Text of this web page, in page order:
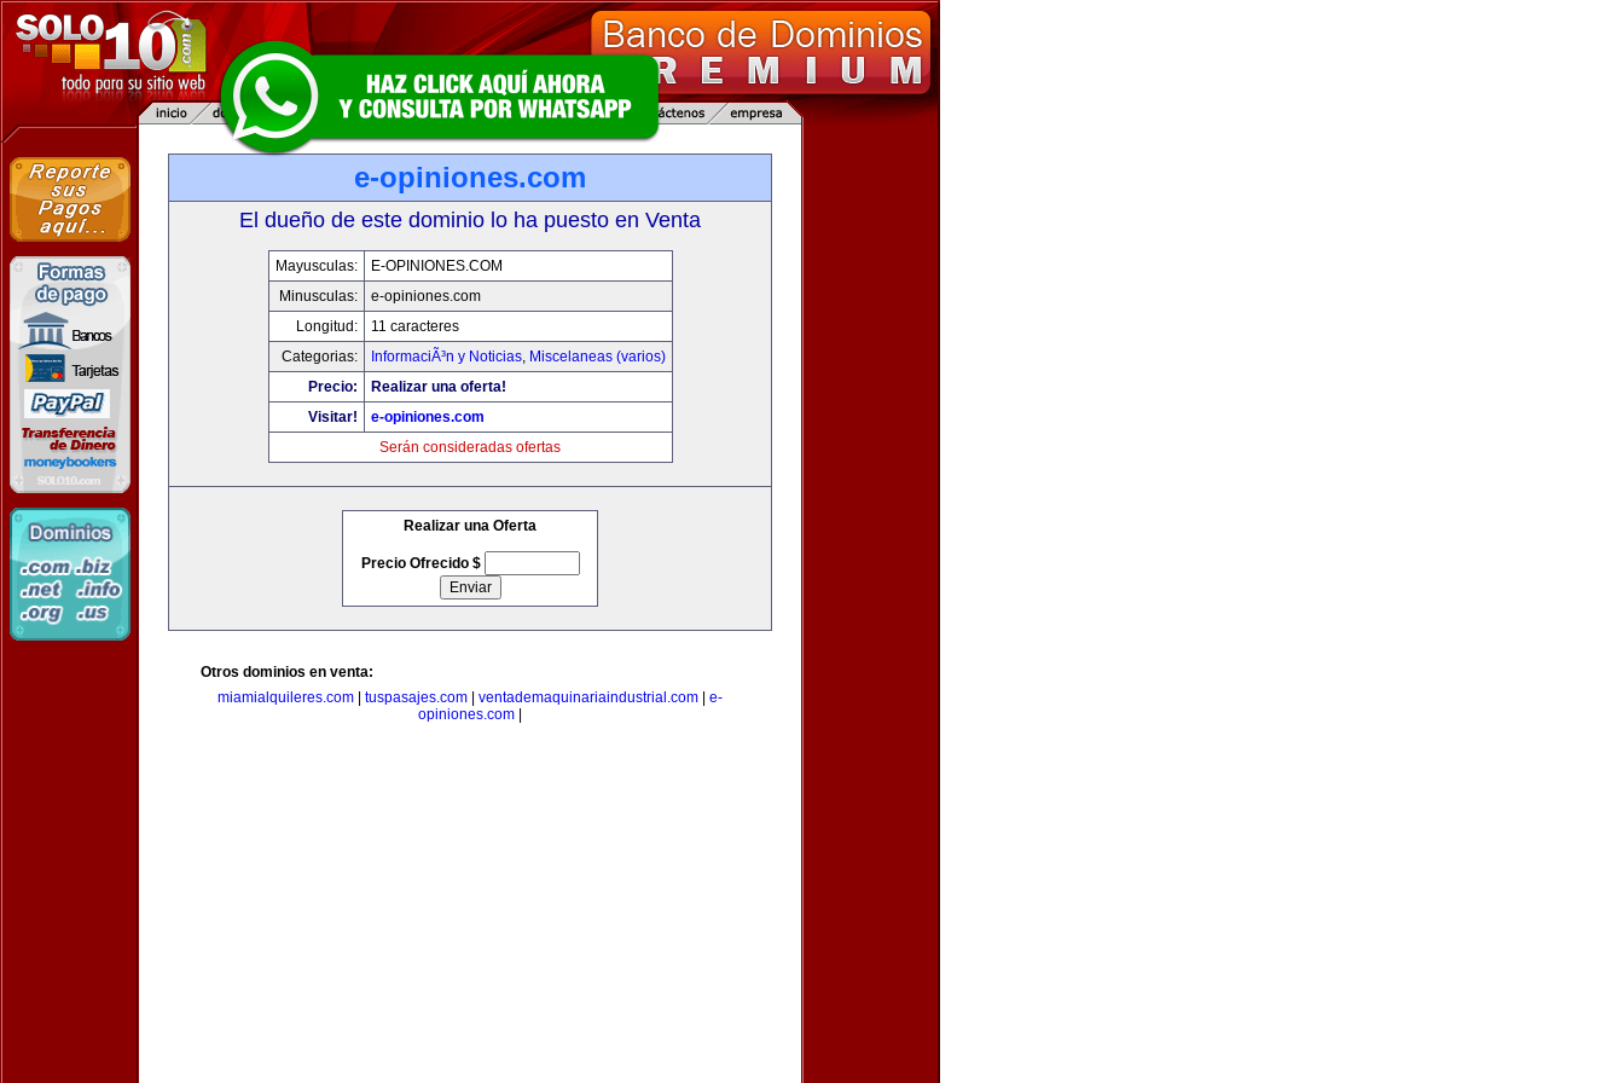
e-opiniones.com
El dueño de este dominio lo ha puesto en Venta
Mayusculas:
E-OPINIONES.COM
Minusculas:
e-opiniones.com
Longitud:
11 caracteres
Categorias:
InformaciÃ³n y Noticias, Miscelaneas (varios)
Precio:
Realizar una oferta!
Visitar!
e-opiniones.com
Serán consideradas ofertas
Realizar una Oferta
Precio Ofrecido $
Otros dominios en venta:
miamialquileres.com
tuspasajes.com ventademaquinariaindustrial.com
e-
opiniones.com